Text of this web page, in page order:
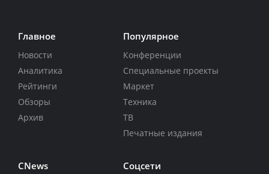
Главное
Новости
Аналитика
Рейтинги
Обзоры
Архив
Популярное
Конференции
Специальные проекты
Маркет
Техника
ТВ
Печатные издания
CNews Соцсети